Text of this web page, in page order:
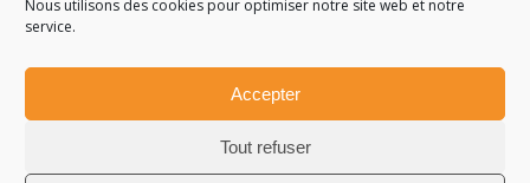
Nous utilisons des cookies pour optimiser notre site web et notre
service.
Accepter
Tout refuser
© Copyright Salvia Développement
Données personnelles Guide de la GMAO